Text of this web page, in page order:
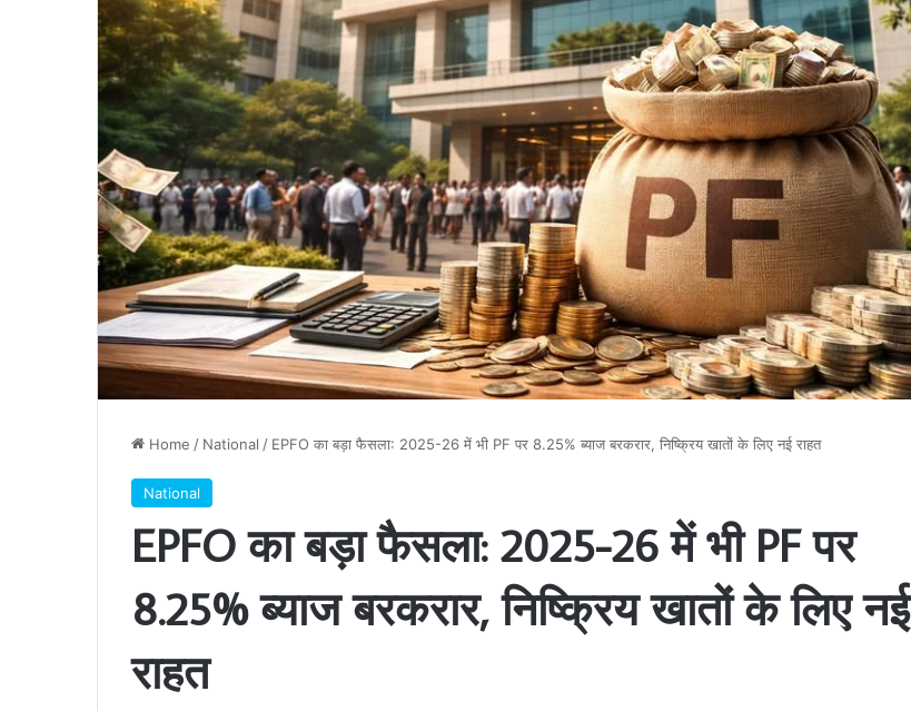
Home / National / EPFO का बड़ा फैसला: 2025-26 में भी PF पर 8.25% ब्याज बरकरार, निष्क्रिय खातों के लिए नई राहत
National
EPFO का बड़ा फैसला: 2025-26 में भी PF पर
8.25% ब्याज बरकरार, निष्क्रिय खातों के लिए नई
राहत